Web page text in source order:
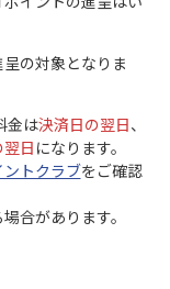
の対象となりま
金は決済日の翌日、
日 になります。
ントクラブをご確認
合があります。